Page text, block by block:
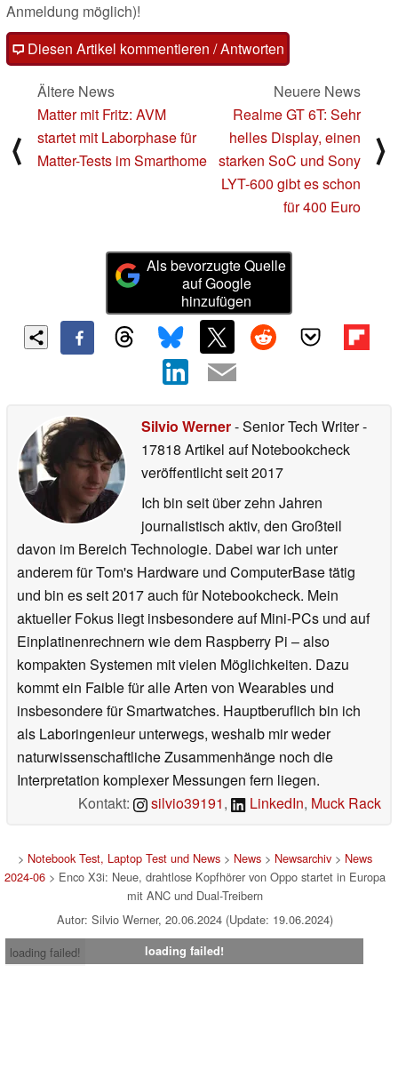
Anmeldung möglich)!
Diesen Artikel kommentieren / Antworten
⟨
Ältere News
Matter mit Fritz: AVM
startet mit Laborphase für
Matter-Tests im Smarthome
Neuere News
Realme GT 6T: Sehr
helles Display, einen
starken SoC und Sony
LYT-600 gibt es schon
für 400 Euro
⟩
Als bevorzugte Quelle
auf Google
hinzufügen
Silvio Werner- Senior Tech Writer-
17818 Artikel auf Notebookcheck
veröffentlichtseit 2017
Ich bin seit über zehn Jahren
journalistisch aktiv, den Großteil
davon im Bereich Technologie. Dabei war ich unter
anderem für Tom's Hardware und ComputerBase tätig
und bin es seit 2017 auch für Notebookcheck. Mein
aktueller Fokus liegt insbesondere auf Mini-PCs und auf
Einplatinenrechnern wie dem Raspberry Pi – also
kompakten Systemen mit vielen Möglichkeiten. Dazu
kommt ein Faible für alle Arten von Wearables und
insbesondere für Smartwatches. Hauptberuflich bin ich
als Laboringenieur unterwegs, weshalb mir weder
naturwissenschaftliche Zusammenhänge noch die
Interpretation komplexer Messungen fern liegen.
Kontakt:
silvio39191, LinkedIn, Muck Rack
> Notebook Test, Laptop Test und News> News> Newsarchiv> News
2024-06> Enco X3i: Neue, drahtlose Kopfhörer von Oppo startet in Europa
mit ANC und Dual-Treibern
Autor: Silvio Werner, 20.06.2024 (Update: 19.06.2024)
loading failed!
loading failed!